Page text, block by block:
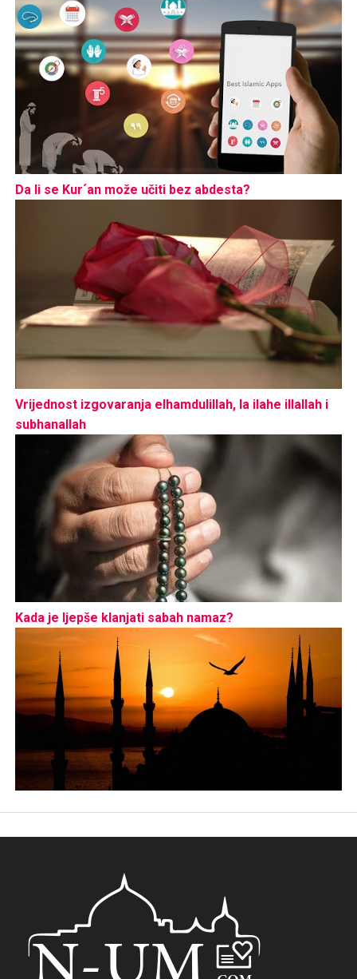
Da li se Kur´an može učiti bez abdesta?
Vrijednost izgovaranja elhamdulillah, la ilahe illallah i
subhanallah
Kada je ljepše klanjati sabah namaz?